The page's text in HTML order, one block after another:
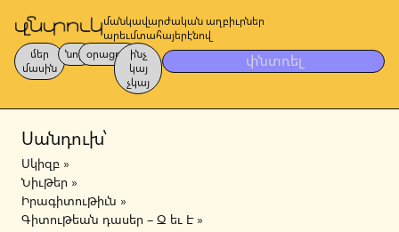
մանկավարժական աղբիւրներ
արեւմտահայերէնով
մեր
մասին
նոր օրացոյց
ինչ
կայ
չկայ
փնտռել
Սանդուխ՝
Սկիզբ »
Նիւթեր »
Իրագիտութիւն »
Գիտութեան դասեր – Զ եւ Է»